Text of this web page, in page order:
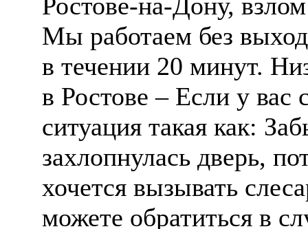
Мы работаем без
в течении 20 минут.
в Ростове – Если у вас
ситуация такая как:
захлопнулась дверь,
хочется вызывать
можете обратиться в